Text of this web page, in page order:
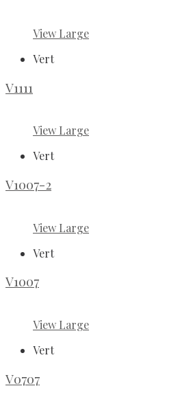
View Large
Vert
V1111
View Large
Vert
V1007-2
View Large
Vert
V1007
View Large
Vert
V0707